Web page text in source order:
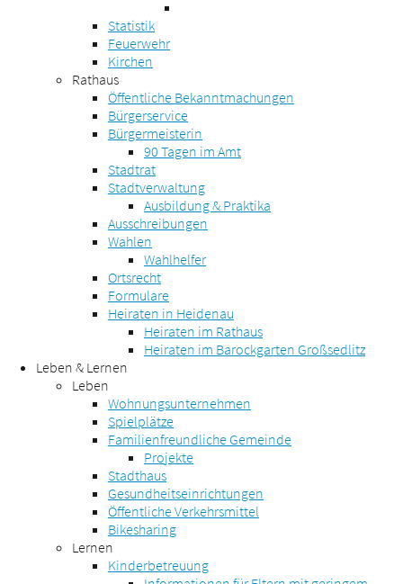
Statistik
Feuerwehr
Kirchen
Rathaus
Öffentliche Bekanntmachungen
Bürgerservice
Bürgermeisterin
90 Tagen im Amt
Stadtrat
Stadtverwaltung
Ausbildung & Praktika
Ausschreibungen
Wahlen
Wahlhelfer
Ortsrecht
Formulare
Heiraten in Heidenau
Heiraten im Rathaus
Heiraten im Barockgarten Großsedlitz
Leben & Lernen
Leben
Wohnungsunternehmen
Spielplätze
Familienfreundliche Gemeinde
Projekte
Stadthaus
Gesundheitseinrichtungen
Öffentliche Verkehrsmittel
Bikesharing
Lernen
Kinderbetreuung